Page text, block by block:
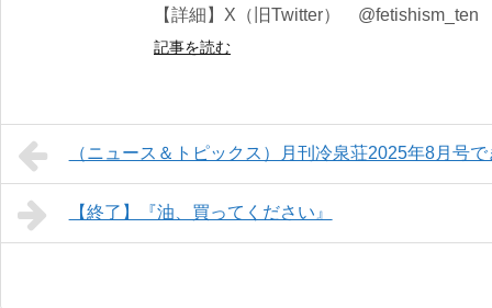
【詳細】X（旧Twitter） @fetishism_ten
記事を読む
（ニュース＆トピックス）月刊冷泉荘2025年8月号
【終了】『油、買ってください』